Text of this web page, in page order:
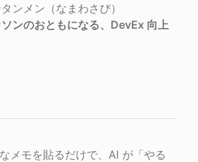
ンメン（なまわさび）
ンのおともになる、DevEx 向上
メモを貼るだけで、AI が「やる